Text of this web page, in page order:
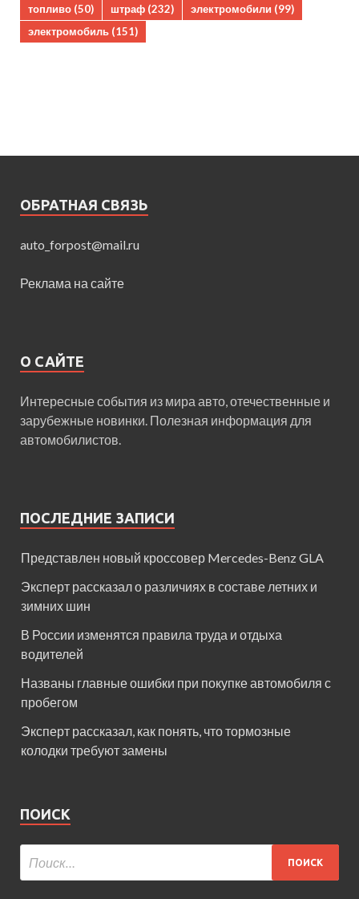
топливо (50) штраф (232) электромобили (99)
электромобиль (151)
ОБРАТНАЯ СВЯЗЬ
auto_forpost@mail.ru
Реклама на сайте
О САЙТЕ
Интересные события из мира авто, отечественные и
зарубежные новинки. Полезная информация для
автомобилистов.
ПОСЛЕДНИЕ ЗАПИСИ
Представлен новый кроссовер Mercedes-Benz GLA
Эксперт рассказал о различиях в составе летних и
зимних шин
В России изменятся правила труда и отдыха
водителей
Названы главные ошибки при покупке автомобиля с
пробегом
Эксперт рассказал, как понять, что тормозные
колодки требуют замены
ПОИСК